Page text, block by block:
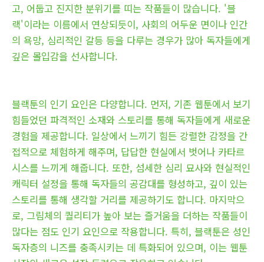
고, 어둡고 진지한 분위기를 띠는 작품들이 많습니다. '블
랙'이라는 이름에서 연상되듯이, 사회의 어두운 면이나 인간
의 욕망, 심리적인 갈등 등을 다루는 경우가 많아 독자들에게
깊은 몰입감을 선사합니다.
블랙툰의 인기 요인은 다양합니다. 먼저, 기존 웹툰에서 보기
힘들었던 파격적인 소재와 스토리를 통해 독자들에게 새로운
경험을 제공합니다. 일상에서 느끼기 힘든 강렬한 감정을 간
접적으로 체험하게 해주며, 답답한 현실에서 벗어나 카타르
시스를 느끼게 해줍니다. 또한, 섬세한 심리 묘사와 현실적인
캐릭터 설정을 통해 독자들의 공감대를 형성하고, 깊이 있는
스토리를 통해 생각할 거리를 제공하기도 합니다. 마지막으
로, 그림체의 퀄리티가 높아 보는 즐거움을 더하는 작품들이
많다는 점도 인기 요인으로 작용합니다. 특히, 블랙툰은 성인
독자층의 니즈를 충족시키는 데 특화되어 있으며, 이는 웹툰